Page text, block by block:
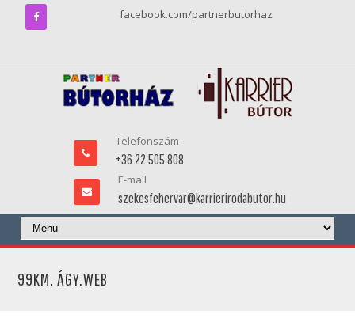
facebook.com/partnerbutorhaz
Telefonszám
+36 22 505 808
E-mail
szekesfehervar@karrierirodabutor.hu
99KM. ÁGY.WEB